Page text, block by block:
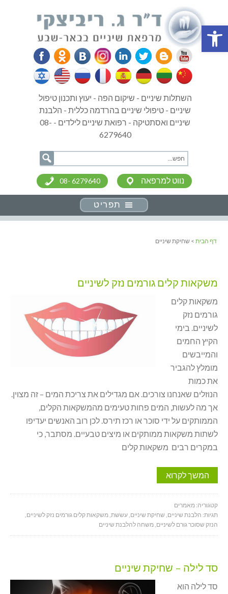
פתח סרגל נגישות
השתלות שיניים - שיקום הפה - יעוץ ותכנון טיפול
שיניים - טיפולי שיניים בהרדמה כללית - הלבנת
שיניים ואסתטיקה - רפואת שיניים לילדים - 08-
6279640
08- 6279640 נווט למרפאה
תפריט
דף הבית > שחיקת שיניים
משקאות קלים גורמים נזק לשיניים
משקאות קלים
גורמים נזק
לשיניים. בימי
הקיץ החמים
והמייבשים
מומלץ להגביר
את כמות
הנוזלים שאנחנו צורכים. אם מגדילים את צריכת המים – זה מצוין.
אך מה לעשות, המים פחות טעימים מהמשקאות הקלים,
הממותקים על ידי סוכר או רכז תירס. לכן רוב האנשים יעדיפו
לשתות משקאות ממותקים או מיצים טבעיים. מסתבר, כי
במקרים רבים משקאות קלים
המשך לקרוא
קטגוריה: מאמרים
תגיות: הלבנת שיניים, שחיקת שיניים,עששת,משקאות קלים גורמים נזק לשיניים,
הנזק שסוכר גורם לשיניים,משחה להלבנת שיניים
סד לילה – שחיקת שיניים
סד לילה הוא